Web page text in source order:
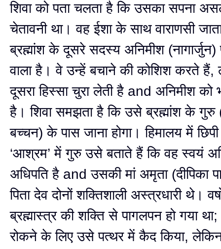
शिवा को पता चलता है कि उसका सपना
चेतावनी था। वह ईशा के साथ वाराणसी
ब्रह्मांश के दूसरे सदस्य अनिमीश (नागार्जुन)
वाला है। वे उन्हें बचाने की कोशिश करते
दूसरा हिस्सा चुरा लेती है and अनिमीश को
है। शिवा समझता है कि उसे ब्रह्मांश के गुरु
बच्चन) के पास जाना होगा। हिमालय में छिपी
‘आश्रम’ में गुरु उसे बताते हैं कि वह स्वयं
अधिपति है and उसकी मां अमृता (दीपिका
पिता देव दोनों शक्तिशाली अस्त्रधारी थे।
ब्रह्मास्त्र की शक्ति से पागलपन हो गया
रोकने के लिए उसे पत्थर में कैद किया, लेकिन